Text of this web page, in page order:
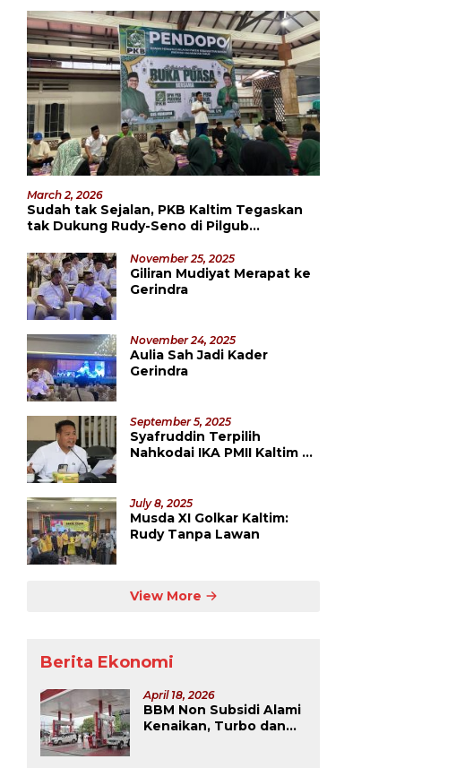
March 2, 2026
Sudah tak Sejalan, PKB Kaltim Tegaskan
tak Dukung Rudy-Seno di Pilgub
November 25, 2025
Giliran Mudiyat Merapat ke
Gerindra
November 24, 2025
Aulia Sah Jadi Kader
Gerindra
September 5, 2025
Syafruddin Terpilih
Nahkodai IKA PMII Kaltim 5
July 8, 2025
Musda XI Golkar Kaltim:
Rudy Tanpa Lawan
View More
Berita Ekonomi
April 18, 2026
BBM Non Subsidi Alami
Kenaikan, Turbo dan